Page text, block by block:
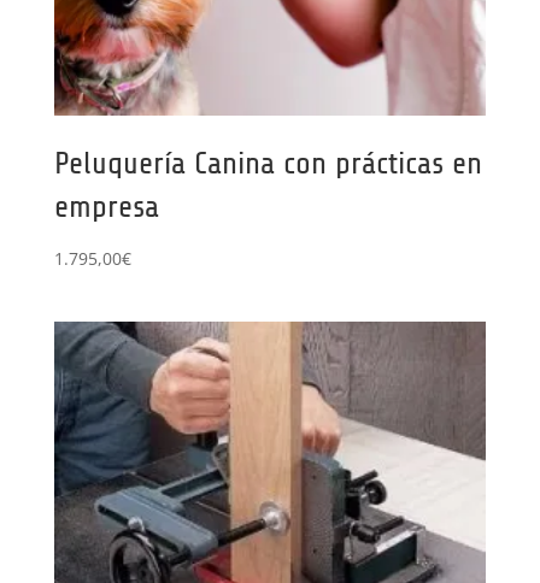
Peluquería Canina con prácticas en
empresa
1.795,00€